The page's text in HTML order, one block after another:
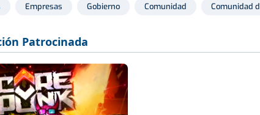
Empresas Gobierno Comunidad Comunidad